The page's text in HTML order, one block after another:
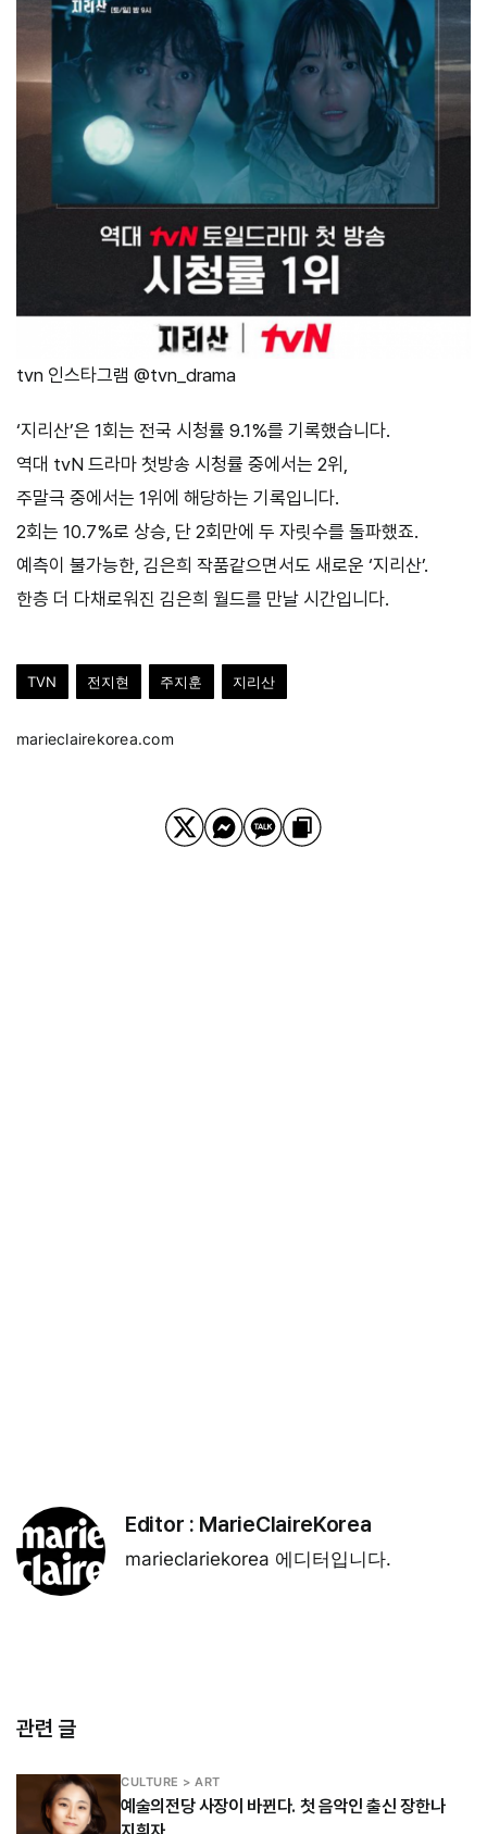
tvn 인스타그램 @tvn_drama
‘지리산’은 1회는 전국 시청률 9.1%를 기록했습니다.
역대 tvN 드라마 첫방송 시청률 중에서는 2위,
주말극 중에서는 1위에 해당하는 기록입니다.
2회는 10.7%로 상승, 단 2회만에 두 자릿수를 돌파했죠.
예측이 불가능한, 김은희 작품같으면서도 새로운 ‘지리산’.
한층 더 다채로워진 김은희 월드를 만날 시간입니다.
TVN 전지현 주지훈 지리산
marieclairekorea.com
Editor : MarieClaireKorea
marieclariekorea 에디터입니다.
관련 글
CULTURE > ART
예술의전당 사장이 바뀐다. 첫 음악인 출신 장한나